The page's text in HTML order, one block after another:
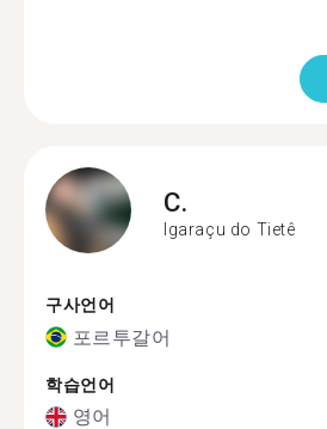
C.
Igaraçu do Tietê
구사언어
포르투갈어
학습언어
영어